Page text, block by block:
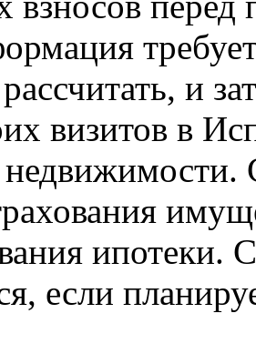
и
визитов в
недвижимости.
ипотеки.
если